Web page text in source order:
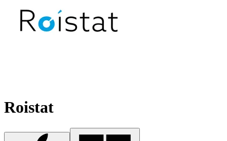
Roistat